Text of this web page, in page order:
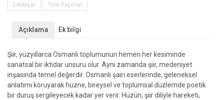
Poetikası
Düşün
adet
Edebiyat Tüm Yayınlar
Açıklama Ek bilgi
Şiir, yüzyıllarca Osmanlı toplumunun hemen her kesiminde
sanatsal bir iktidar unsuru olur. Aynı zamanda şiir, medeniyet
inşasında temel değerdir. Osmanlı şairi eserlerinde, geleneksel
anlatımı koruyarak hüzne, bireysel ve toplumsal düzlemde poetik
bir duruş sergileyecek kadar yer verir. Hüzün, şiir diliyle hareketi,